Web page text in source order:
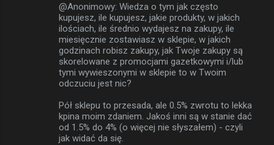
@Anonimowy: Wiedza o tym jak często
kupujesz, ile kupujesz, jakie produkty, w jakich
ilościach, ile średnio wydajesz na zakupy, ile
miesięcznie zostawiasz w sklepie, w jakich
godzinach robisz zakupy, jak Twoje zakupy są
skorelowane z promocjami gazetkowymi i/lub
tymi wywieszonymi w sklepie to w Twoim
odczuciu jest nic?
Pół sklepu to przesada, ale 0.5% zwrotu to lekka
kpina moim zdaniem. Jakoś inni są w stanie dać
od 1.5% do 4% (o więcej nie słyszałem) - czyli
jak widać da się.